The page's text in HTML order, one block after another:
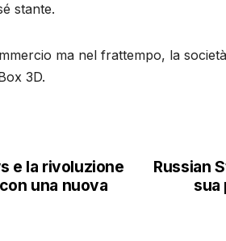
stante.
ma nel frattempo, la
3D.
Russian
sua
e la rivoluzione
una nuova